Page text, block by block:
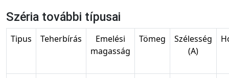
Széria további típusai
Tipus Teherbírás
Emelési
magasság
Tömeg
Szélesség
(A)